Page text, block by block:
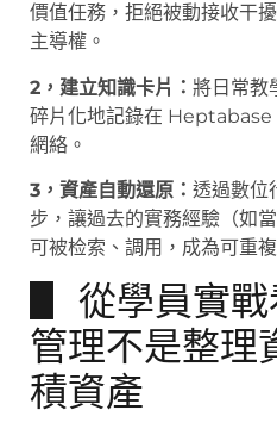
價值任務，拒絕被動接收干
主導權。
2，建立知識卡片： 將日常教
碎片化地記錄在 Heptabase
網絡。
3，資產自動還原： 透過數位
步，讓過去的實務經驗（如
可被检索、調用，成為可重
▋ 從學員實
管理不是整理
積資產